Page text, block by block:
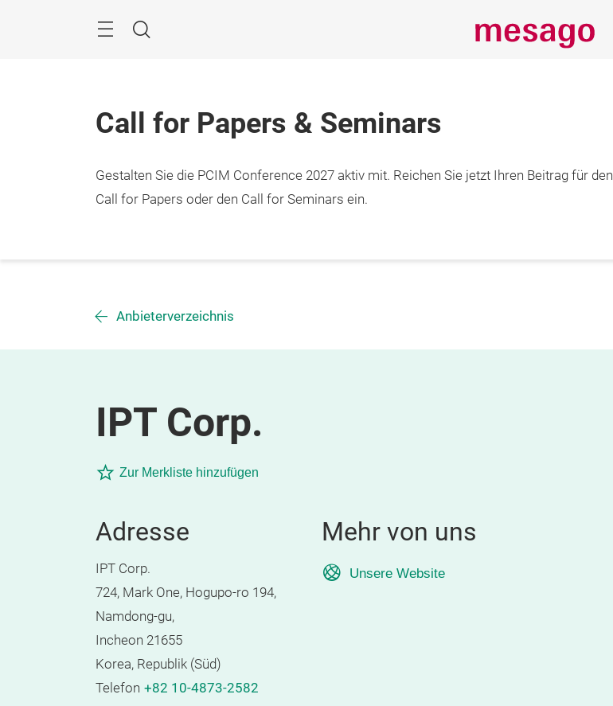
Suche
Call for Papers & Seminars
Gestalten Sie die PCIM Conference 2027 aktiv mit. Reichen Sie jetzt Ihren Beitrag für den
Call for Papers oder den Call for Seminars ein.
Anbieterverzeichnis
IPT Corp.
Zur Merkliste hinzufügen
Adresse
IPT Corp.
724, Mark One, Hogupo-ro 194,
Namdong-gu,
Incheon 21655
Korea, Republik (Süd)
Telefon +82 10-4873-2582
Mehr von uns
Unsere Website